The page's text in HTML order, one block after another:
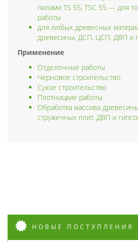
пилами TS 55, TSC 55 — для
работы
для любых древесных
древесины, ДСП, ЦСП, ДВП и
Применение
Отделочные работы
Черновое строительство
Сухое строительство
Плотницкие работы
Обработка массива
стружечных плит, ДВП и
НОВЫЕ ПОСТУПЛЕНИЯ